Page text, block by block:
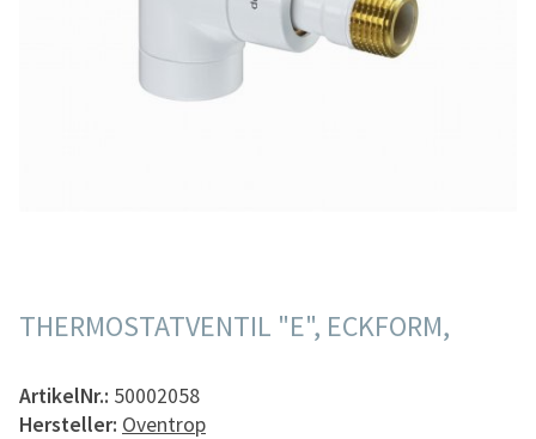
THERMOSTATVENTIL "E", ECKFORM,
ArtikelNr.: 50002058
Hersteller: Oventrop